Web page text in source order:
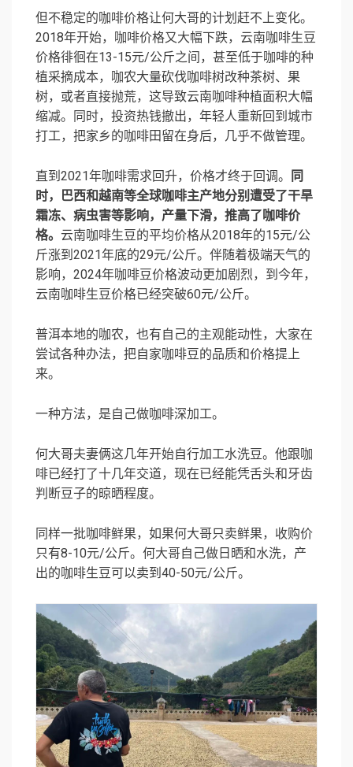
但不稳定的咖啡价格让何大哥的计划赶不上变化。
2018年开始，咖啡价格又大幅下跌，云南咖啡生豆
价格徘徊在13-15元/公斤之间，甚至低于咖啡的种
植采摘成本，咖农大量砍伐咖啡树改种茶树、果
树，或者直接抛荒，这导致云南咖啡种植面积大幅
缩减。同时，投资热钱撤出，年轻人重新回到城市
打工，把家乡的咖啡田留在身后，几乎不做管理。
直到2021年咖啡需求回升，价格才终于回调。
同
时，巴西和越南等全球咖啡主产地分别遭受了干旱
霜冻、病虫害等影响，产量下滑，推高了咖啡价
格。 云南咖啡生豆的平均价格从2018年的15元/公
斤涨到2021年底的29元/公斤。伴随着极端天气的
影响，2024年咖啡豆价格波动更加剧烈，到今年，
云南咖啡生豆价格已经突破60元/公斤。
普洱本地的咖农，也有自己的主观能动性，大家在
尝试各种办法，把自家咖啡豆的品质和价格提上
来。
一种方法，是自己做咖啡深加工。
何大哥夫妻俩这几年开始自行加工水洗豆。他跟咖
啡已经打了十几年交道，现在已经能凭舌头和牙齿
判断豆子的晾晒程度。
同样一批咖啡鲜果，如果何大哥只卖鲜果，收购价
只有8-10元/公斤。何大哥自己做日晒和水洗，产
出的咖啡生豆可以卖到40-50元/公斤。